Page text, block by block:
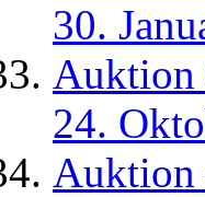
30.
Auktion
24.
Auktion